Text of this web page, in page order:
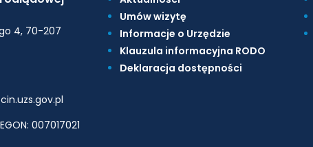
4, 70-207
007017021
Umów wizytę
Informacje o Urzędzie
Klauzula informacyjna RODO
Deklaracja dostępności